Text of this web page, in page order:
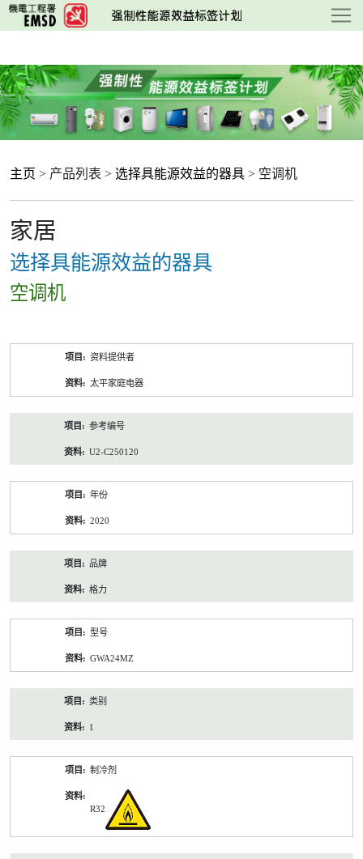
跳
至
要
内
容
主页 > 产品列表 > 选择具能源效益的器具 > 空调机
家居
选择具能源效益的器具
空调机
资料提供者
太平家庭电器
参考编号
U2-C250120
年份
2020
品牌
格力
型号
GWA24MZ
类别
1
制冷剂
R32